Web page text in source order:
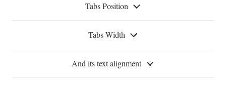
Tabs Position
Tabs Width
And its text alignment